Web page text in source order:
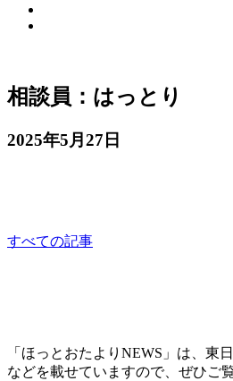
相談員：はっとり
2025年5月27日
すべての記事
「ほっとおたよりNEWS」は、
などを載せていますので、ぜひご